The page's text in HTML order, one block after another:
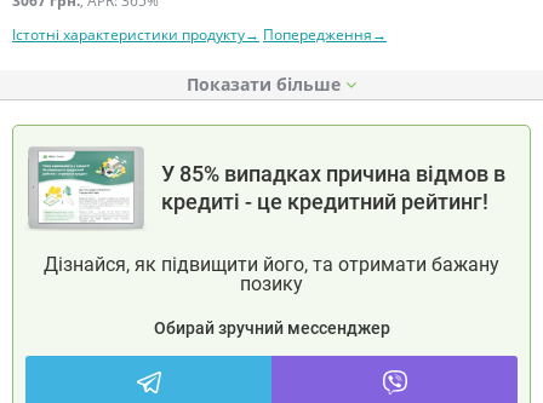
Істотні характеристики продукту→ Попередження→
Показати
У 85% випадках причина відмов в
кредиті - це кредитний рейтинг!
Дізнайся, як підвищити його, та отримати бажану
позику
Обирай зручний мессенджер